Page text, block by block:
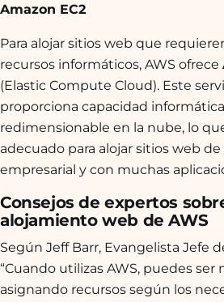
Amazon EC2
Para alojar sitios web que
recursos informáticos, AWS ofrece
(Elastic Compute Cloud). Este
proporciona capacidad informática
redimensionable en la nube, lo
adecuado para alojar sitios web de
empresarial y con muchas
Consejos de expertos
alojamiento web de AWS
Según Jeff Barr, Evangelista Jefe
“Cuando utilizas AWS, puedes ser
asignando recursos según los